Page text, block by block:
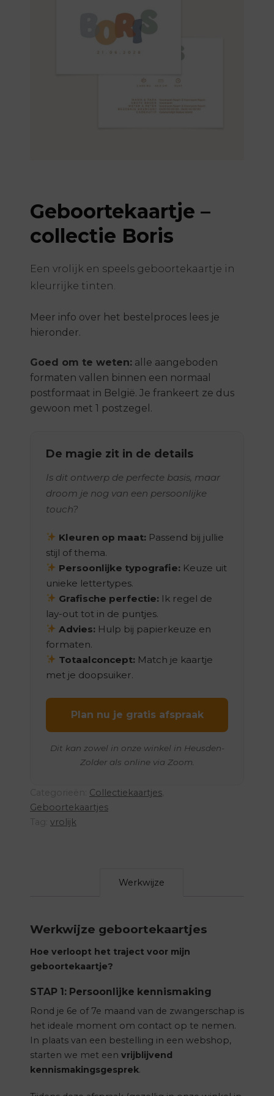
Geboortekaartje –
collectie Boris
Een vrolijk en speels geboortekaartje in
kleurrijke tinten.
Meer info over het bestelproces lees je
hieronder.
Goed om te weten: alle aangeboden
formaten vallen binnen een normaal
postformaat in België. Je frankeert ze dus
gewoon met 1 postzegel.
De magie zit in de details
Is dit ontwerp de perfecte basis, maar
droom je nog van een persoonlijke
touch?
Kleuren op maat: Passend bij jullie
stijl of thema.
Persoonlijke typografie: Keuze uit
unieke lettertypes.
Grafische perfectie: Ik regel de
lay-out tot in de puntjes.
Advies: Hulp bij papierkeuze en
formaten.
Totaalconcept: Match je kaartje
met je doopsuiker.
Plan nu je gratis afspraak
Dit kan zowel in onze winkel in Heusden-
Zolder als online via Zoom.
Collectiekaartjes
Geboortekaartjes
vrolijk
Werkwijze
Werkwijze geboortekaartjes
Hoe verloopt het traject voor mijn
geboortekaartje?
STAP 1: Persoonlijke kennismaking
Rond je 6e of 7e maand van de zwangerschap is
het ideale moment om contact op te nemen.
In plaats van een bestelling in een webshop,
starten we met een vrijblijvend
kennismakingsgesprek.